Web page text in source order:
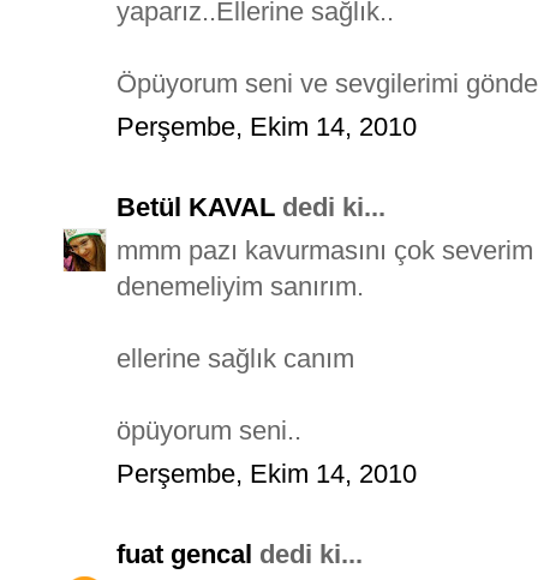
yaparız..Ellerine sağlık..
Öpüyorum seni ve sevgilerimi
Perşembe, Ekim 14, 2010
Betül KAVAL dedi ki...
mmm pazı kavurmasını çok
denemeliyim sanırım.
ellerine sağlık canım
öpüyorum seni..
Perşembe, Ekim 14, 2010
fuat gencal dedi ki...